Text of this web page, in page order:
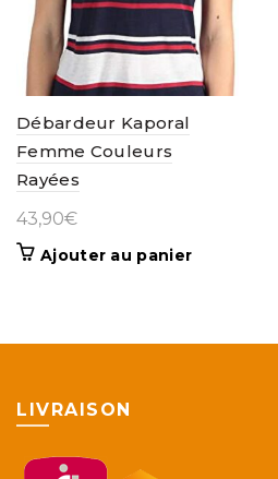
Débardeur Kaporal
Femme Couleurs
Rayées
43,90€
Ajouter au panier
LIVRAISON